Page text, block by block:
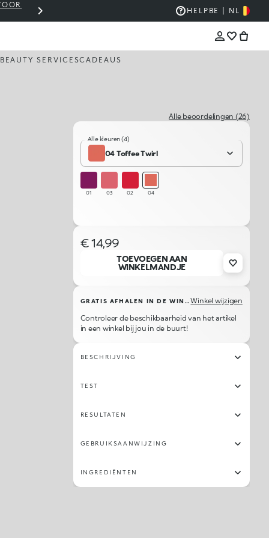
WINKELMANDJE OP €30? VERZENDING IS
HELP BE | NL
BEAUTY SERVICESCADEAUS
Alle beoordelingen (26)
Alle kleuren (4)
04 Toffee Twirl
01 03 02 04
€ 14,99
TOEVOEGEN AAN
WINKELMANDJE
GRATIS AFHALEN IN DE WINKEL Winkel wijzigen
Controleer de beschikbaarheid van het artikel
in een winkel bij jou in de buurt!
BESCHRIJVING
TEST
RESULTATEN
GEBRUIKSAANWIJZING
INGREDIËNTEN